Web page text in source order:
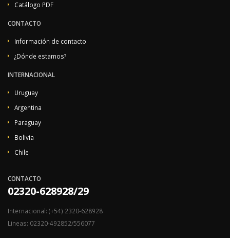
Catálogo PDF
CONTACTO
Información de contacto
¿Dónde estamos?
INTERNACIONAL
Uruguay
Argentina
Paraguay
Bolivia
Chile
CONTACTO
02320-628928/29
Internacional: (+54) 2320-628928
Lineas: 02320-492852/556077